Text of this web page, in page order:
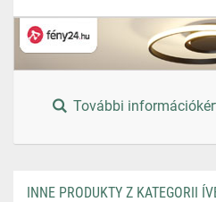
További
INNE PRODUKTY Z KATEGORII